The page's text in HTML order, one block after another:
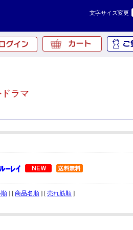
文字サイズ変更
ラマ
] [商品名順 ] [売れ筋順 ]